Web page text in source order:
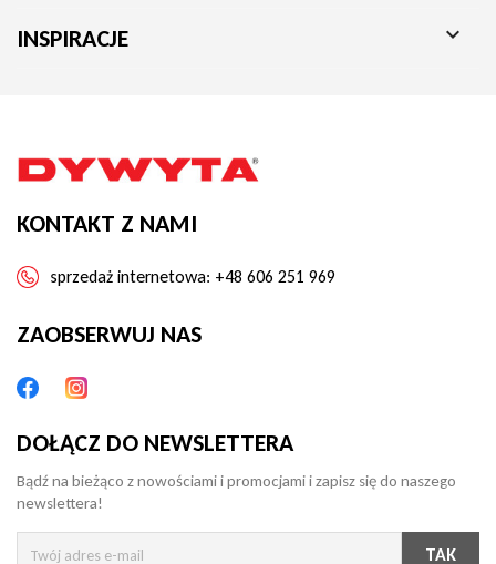
INSPIRACJE 
KONTAKT Z NAMI
sprzedaż internetowa: +48 606 251 969
ZAOBSERWUJ NAS
DOŁĄCZ DO NEWSLETTERA
Bądź na bieżąco z nowościami i promocjami i zapisz się do naszego
newslettera!